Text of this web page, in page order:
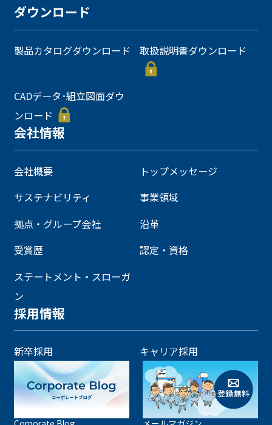
ダウンロード
製品カタログダウンロード 取扱説明書ダウンロード
CADデータ･組立図面ダウ
ンロード
会社情報
会社概要
トップメッセージ
サステナビリティ
事業領域
拠点・グループ会社
沿革
受賞歴
認定・資格
ステートメント・スローガ
ン
採用情報
新卒採用 キャリア採用